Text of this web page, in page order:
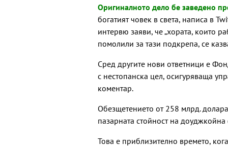
Оригиналното дело бе заведено
богатият човек в света, написа в
интервю заяви, че „хората, които
помолили за тази подкрепа, се
Сред другите нови ответници е
с нестопанска цел, осигуряваща
коментар.
Обезщетението от 258 млрд.
пазарната стойност на
Това е приблизително времето,